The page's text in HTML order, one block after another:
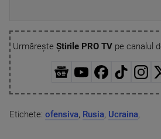
Urmărește Știrile PRO TVpe canalul
Etichete: ofensiva, Rusia, Ucraina,